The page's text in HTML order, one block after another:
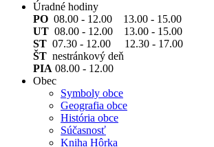
Úradné hodiny
PO 08.00 - 12.00 13.00 - 15.00
UT 08.00 - 12.00 13.00 - 15.00
ST 07.30 - 12.00 12.30 - 17.00
ŠT nestránkový deň
PIA 08.00 - 12.00
Obec
Symboly obce
Geografia obce
História obce
Súčasnosť
Kniha Hôrka